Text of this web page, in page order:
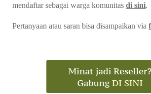
mendaftar sebagai warga komunitasdi sini.
Pertanyaan atau saran bisa disampaikan via